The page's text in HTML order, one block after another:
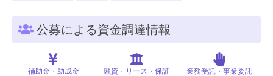
公募による資金調達情報
補助金・助成金 融資・リース・保証 業務受託・事業委託